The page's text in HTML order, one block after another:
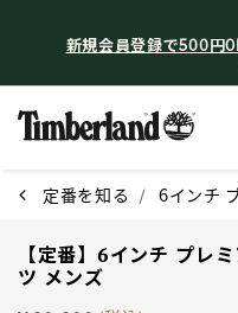
新規会員登録で500円
定番を知る 6インチ
【定番】6インチ プレ
ツ メンズ